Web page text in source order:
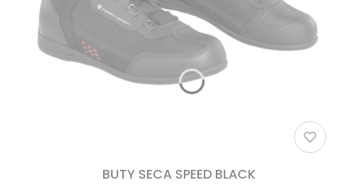
BUTY SECA SPEED BLACK